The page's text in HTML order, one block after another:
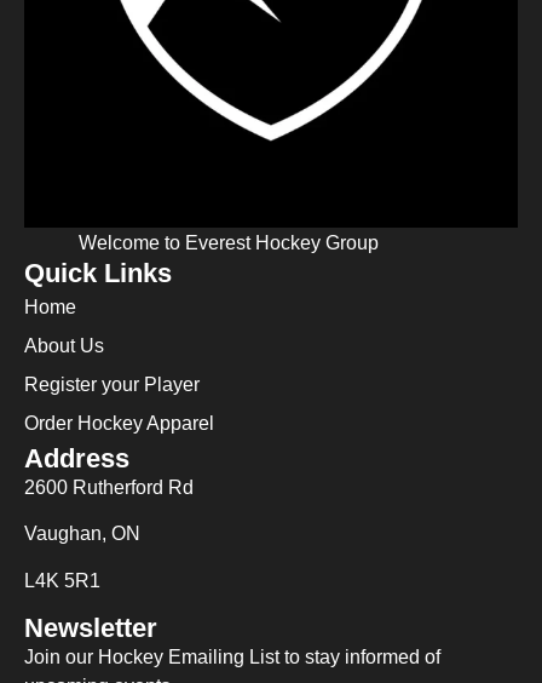
Welcome to Everest Hockey Group
Quick Links
Home
About Us
Register your Player
Order Hockey Apparel
Address
2600 Rutherford Rd
Vaughan, ON
L4K 5R1
Newsletter
Join our Hockey Emailing List to stay informed of